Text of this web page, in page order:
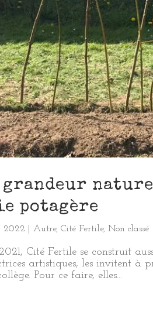
grandeur
potagère
2022 |Autre,Cité Fertile, Non classé
Cité Fertile se construit
artistiques, les invitent
Pour ce faire, elles...